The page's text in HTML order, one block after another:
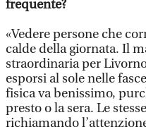
frequente?
«Vedere persone che
calde della giornata. Il
straordinaria per
esporsi al sole nelle
fisica va benissimo,
presto o la sera. Le
richiamando